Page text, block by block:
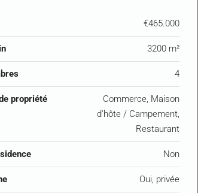
€465.000
3200 m²
4
propriété
Commerce, Maison
d'hôte / Campement,
Restaurant
Non
Oui, privée